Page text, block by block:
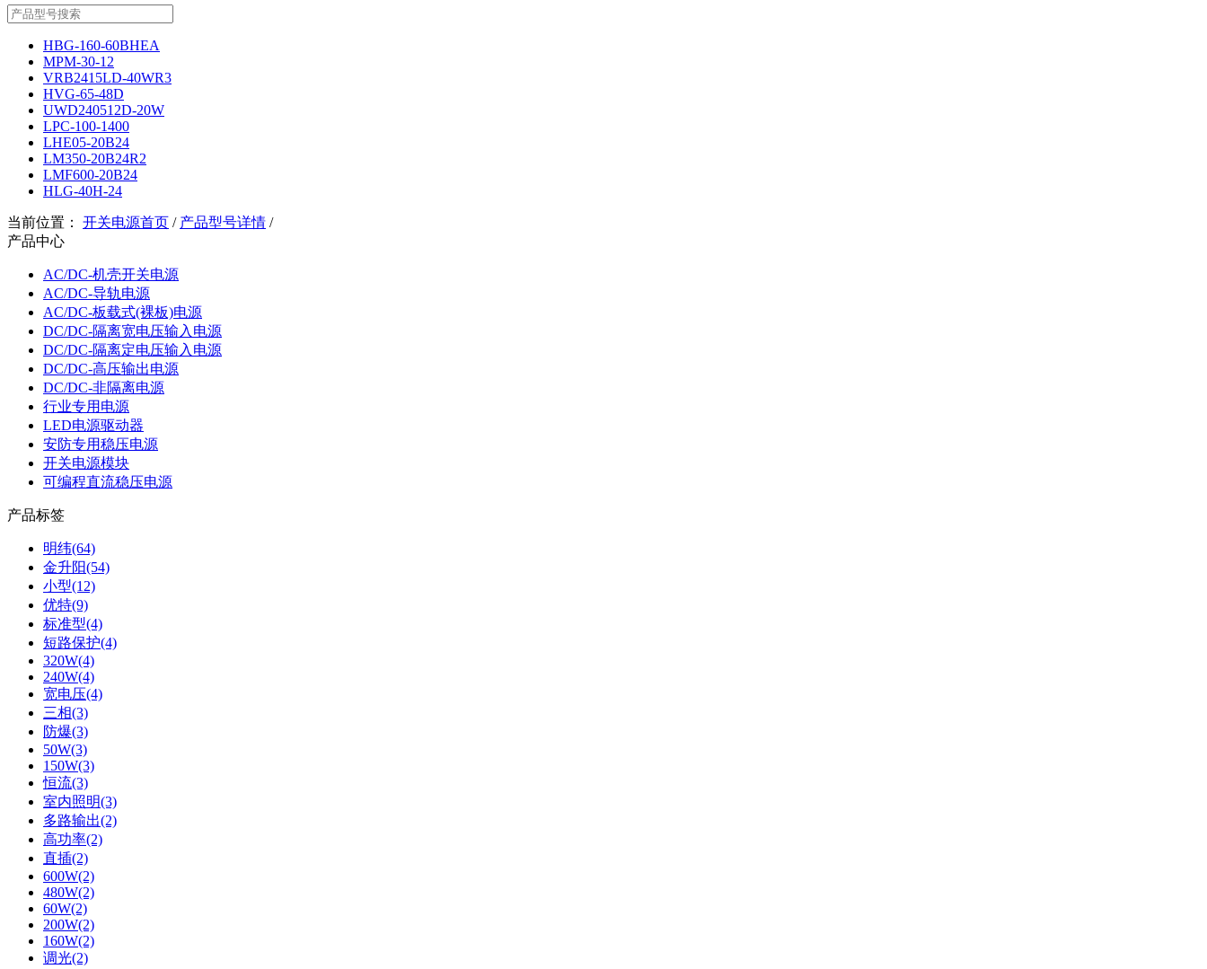
HBG-160-60BHEA
MPM-30-12
VRB2415LD-40WR3
HVG-65-48D
UWD240512D-20W
LPC-100-1400
LHE05-20B24
LM350-20B24R2
LMF600-20B24
HLG-40H-24
当前位置： 开关电源首页 / 产品型号详情 /
产品中心
AC/DC-机壳开关电源
AC/DC-导轨电源
AC/DC-板载式(裸板)电源
DC/DC-隔离宽电压输入电源
DC/DC-隔离定电压输入电源
DC/DC-高压输出电源
DC/DC-非隔离电源
行业专用电源
LED电源驱动器
安防专用稳压电源
开关电源模块
可编程直流稳压电源
产品标签
明纬(64)
金升阳(54)
小型(12)
优特(9)
标准型(4)
短路保护(4)
320W(4)
240W(4)
宽电压(4)
三相(3)
防爆(3)
50W(3)
150W(3)
恒流(3)
室内照明(3)
多路输出(2)
高功率(2)
直插(2)
600W(2)
480W(2)
60W(2)
200W(2)
160W(2)
调光(2)